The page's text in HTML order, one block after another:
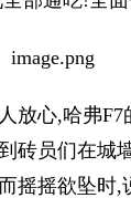
放心,哈弗F7
砖员们在城
摇摇欲坠时,